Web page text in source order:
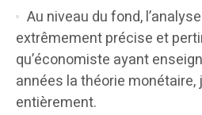
Au niveau du fond,
extrêmement précise et
qu’économiste ayant
années la théorie monétaire,
entièrement.